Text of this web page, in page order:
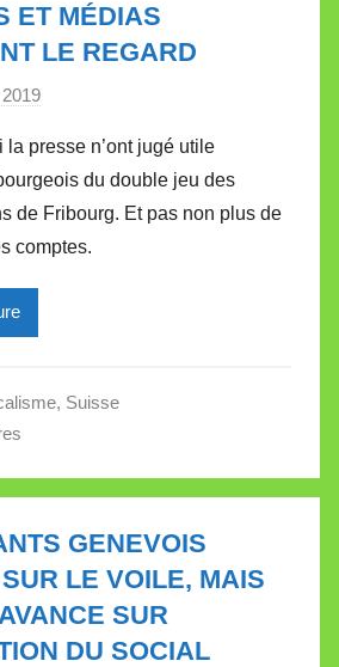
ET MÉDIAS
LE REGARD
r
M
r
e
l
l
t
t
e
la presse n’ont jugé utile
du double jeu des
de Fribourg. Et pas non plus de
comptes.
, Suisse
GENEVOIS
LE VOILE, MAIS
SUR
DU SOCIAL